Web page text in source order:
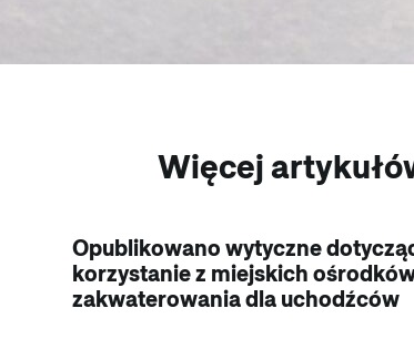
Więcej
Opublikowano wytyczne
korzystanie z miejskich
zakwaterowania dla uchodźców